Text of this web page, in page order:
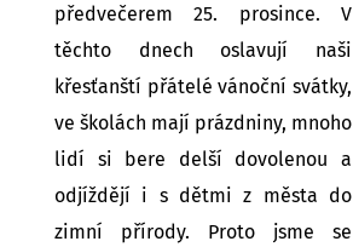
předvečerem 25. prosince. V
těchto dnech oslavují naši
křesťanští přátelé vánoční svátky,
ve školách mají prázdniny, mnoho
lidí si bere delší dovolenou a
odjíždějí i s dětmi z města do
zimní přírody. Proto jsme se